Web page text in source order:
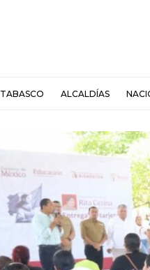
TABASCO ALCALDÍAS